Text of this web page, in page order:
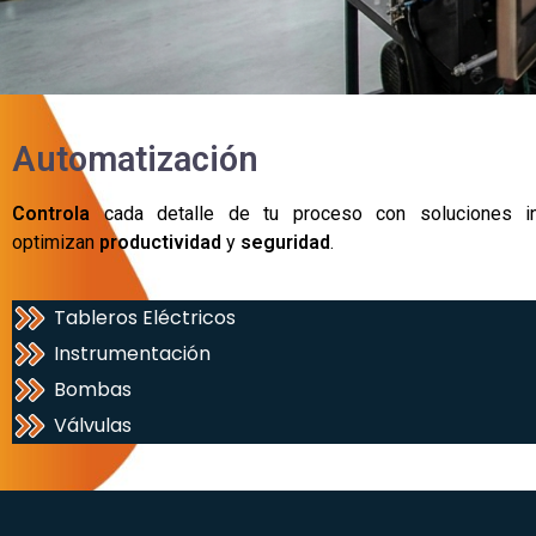
Automatización
Controla cada detalle de tu proceso con soluciones
optimizan productividad y seguridad.
Tableros Eléctricos
Instrumentación
Bombas
Válvulas